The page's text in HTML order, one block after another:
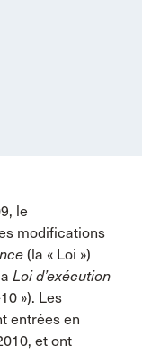
le
modifications
(la « Loi »)
Loi d’exécution
»). Les
entrées en
et ont